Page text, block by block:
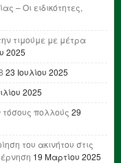
– Οι ειδικότητες,
τιμούμε με μέτρα
2025
23 Ιουλίου 2025
2025
τόσους πολλούς 29
του ακινήτου στις
19 Μαρτίου 2025